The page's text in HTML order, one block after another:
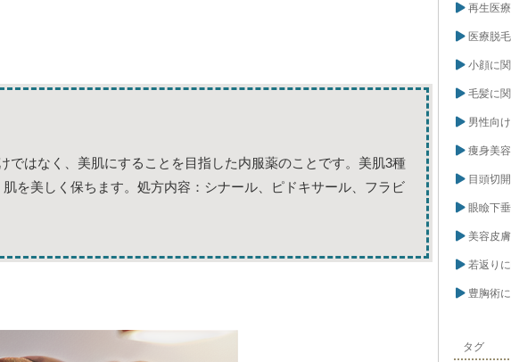
ではなく、美肌にすることを目指した内服薬のことです。美肌3種
を美しく保ちます。処方内容：シナール、ピドキサール、フラビ
再生医
医療脱
小顔に
毛髪に
男性向
痩身美
目頭切
眼瞼下
美容皮
若返り
豊胸術
タグ